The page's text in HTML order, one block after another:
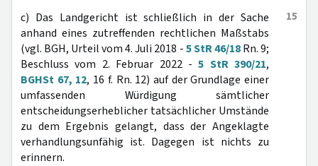
15
c) Das Landgericht ist schließlich in der Sache
anhand eines zutreffenden rechtlichen Maßstabs
(vgl. BGH, Urteil vom 4. Juli 2018 -5 StR 46/18Rn. 9;
Beschluss vom 2. Februar 2022 -5 StR 390/21,
BGHSt 67, 12, 16 f. Rn. 12) auf der Grundlage einer
umfassenden Würdigung sämtlicher
entscheidungserheblicher tatsächlicher Umstände
zu dem Ergebnis gelangt, dass der Angeklagte
verhandlungsunfähig ist. Dagegen ist nichts zu
erinnern.